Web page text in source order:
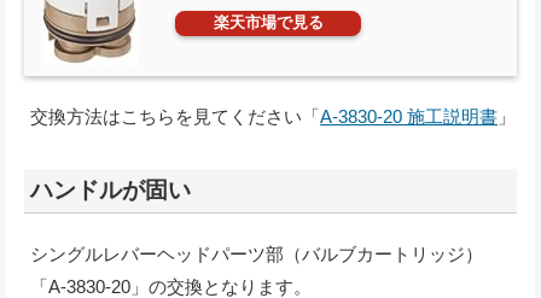
楽天市場で見る
交換方法はこちらを見てください「A-3830-20 施工説明書 」
ハンドルが固い
シングルレバーヘッドパーツ部（バルブカートリッジ）
「A-3830-20」の交換となります。